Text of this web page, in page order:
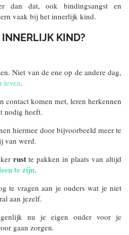
dan dat, ook bindingsangst en
vaak bij het innerlijk kind.
INNERLIJK KIND?
Niet van de ene op de andere dag,
leven.
contact komen met, leren herkennen
nodig heeft.
hiermee door bijvoorbeeld meer te
van werd.
rustte pakken in plaats van altijd
te zijn.
te vragen aan je ouders wat je niet
aan jezelf.
nu je eigen ouder voor je
gaan zorgen.